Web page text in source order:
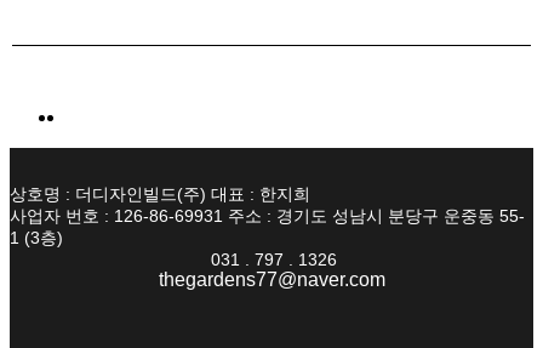
상호명 : 더디자인빌드(주) 대표 : 한지희
사업자 번호 : 126-86-69931 주소 : 경기도 성남시 분당구 운중동 55-
1 (3층)
031 . 797 . 1326
thegardens77@naver.com